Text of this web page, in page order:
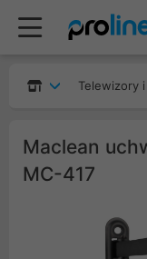
Telewizory
Maclean
MC-417